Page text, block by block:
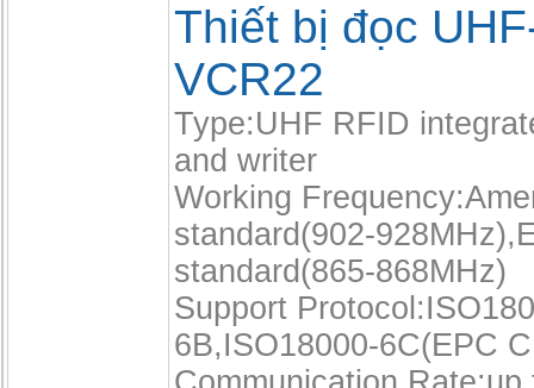
Thiết bị đọc
VCR22
Type:UHF RFID
and writer
Working
standard(902-
standard(865-868MHz)
Support
6B,ISO18000-6C(EPC